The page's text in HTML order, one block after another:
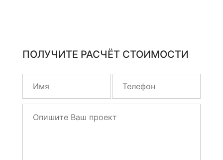
ПОЛУЧИТЕ РАСЧЁТ СТОИМОСТИ
это
поле
пустым.